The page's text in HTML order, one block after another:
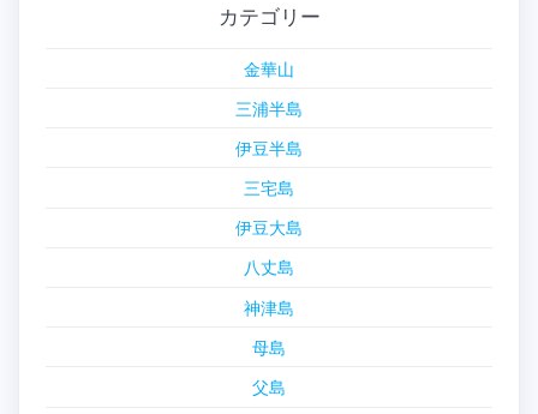
カテゴリー
金華山
三浦半島
伊豆半島
三宅島
伊豆大島
八丈島
神津島
母島
父島